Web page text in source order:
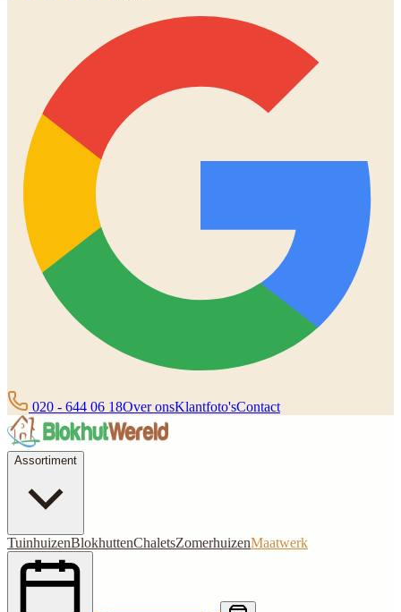
020 - 644 06 18Over onsKlantfoto'sContact
Assortiment
TuinhuizenBlokhuttenChaletsZomerhuizenMaatwerk